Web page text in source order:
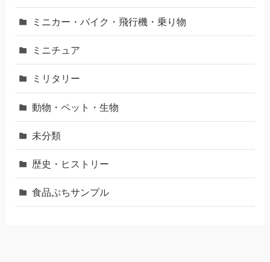
ミニカー・バイク・飛行機・乗り物
ミニチュア
ミリタリー
動物・ペット・生物
未分類
歴史・ヒストリー
食品ぷちサンプル